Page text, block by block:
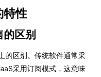
特性
区别
的区别。传统软件通常采
采用订阅模式，这意味